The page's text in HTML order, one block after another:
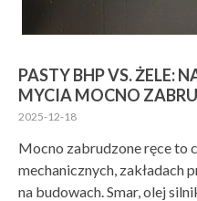
PASTY BHP VS. ŻELE:
MYCIA MOCNO
2025-12-18
Mocno zabrudzone ręce to
mechanicznych, zakładach
na budowach. Smar, olej